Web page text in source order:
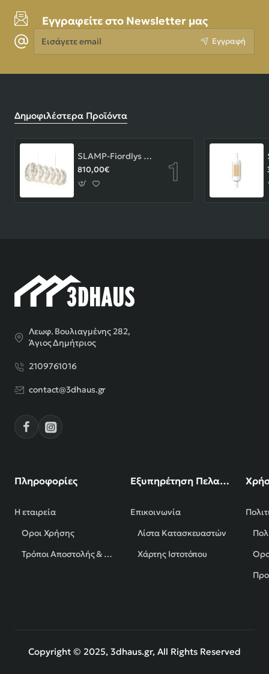
Εγγραφείτε στο Newsletter μας
Εισάγετε
email
Εγγραφή
Δημοφιλέστερα Προϊόντα
SLAMP-Fiordlys Linear Φωτιστικό Κρεμαστό 90x26x33cm White ΚΩΔ.-FRDSXXLWHT01T00LINEU
810,00€
Λεωφ. Βουλιαγμένης 282,
Άγιος Δημήτριος
2109761016
contact@3dhaus.gr
Πληροφορίες
Η εταιρεία
Όροι Χρήσης
Τρόποι Αποστολής & Πληρωμής
Εξυπηρέτηση Πελατών
Επικοινωνία
Λίστα Κατασκευαστών
Χάρτης Ιστοτόπου
Copyright © 2025, 3dhaus.gr, All Rights Reserved